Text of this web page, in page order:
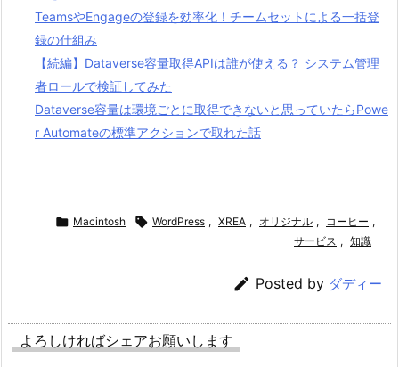
TeamsやEngageの登録を効率化！チームセットによる一括登
録の仕組み
【続編】Dataverse容量取得APIは誰が使える？ システム管理
者ロールで検証してみた
Dataverse容量は環境ごとに取得できないと思っていたらPowe
r Automateの標準アクションで取れた話
 Macintosh  WordPress , XREA , オリジナル , コーヒー ,
サービス , 知識
 Posted by ダディー
よろしければシェアお願いします